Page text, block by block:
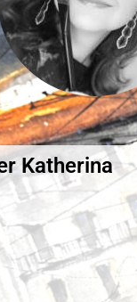
Katherina